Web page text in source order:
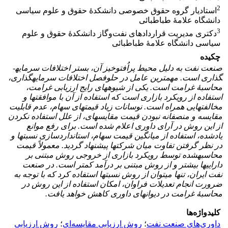
2 استادیار گروه حقوق خصوصی دانشکدۀ حقوق و علوم سیاسی
دانشگاه علامۀ طباطبائی
3دکتری مدیریت قراردادهای نفت‌وگاز دانشکدۀ حقوق و علوم
سیاسی دانشگاه علامۀ طباطبائی
چکیده
صنعت نفت به دلیل محیط پراُفت­وخیز آن، بستر اختلافات سرمایه­
گذاری است. مهم­ترین عامل در حل­وفصل اختلافات سرمایه­گذاری،
محاسبۀ غرامت است. یکی از شیوه­های رایج ارزیابی غرامت،
استفاده از رویکرد بازاری است که استفاده از آن با موافقت­ها و
مخالفت­هایی همراه است. نوسانات زیاد قیمت­های سهام، عدم قابلیت
مقایسه و منصفانه نبودن قیمت مقایسه­ای، از علل استفاده نکردن
از این روش در آرای داوری اعلام شده است. برای رفع موانع
یادشده، استفاده از میانگین قیمت سهام، استانداردسازی نسبت­ها و
در نظر گرفتن تفاوت میان شرکت­ها پیشنهاد گردید. معمولاً قیمت
محاسبه­شده توسط رویکرد بازاری از خروجی روش مبتنی بر
دارایی­ها بیشتر و از روش مبتنی بر درآمد کمتر است. در صنعت
نفت ایران، تنها می­توان از روش نسبت­ها استفاده کرد که با توجه به
ضرورت انجام تعدیلات فراوان، امکان استفاده از این روش در
محاسبۀ غرامت در دیوان­های داوری کاهش خواهد یافت.
کلیدواژه‌ها
داوری‌های صنعت نفت؛ روش ارزیابی مقایسه‌ای؛ روش ارزیابی